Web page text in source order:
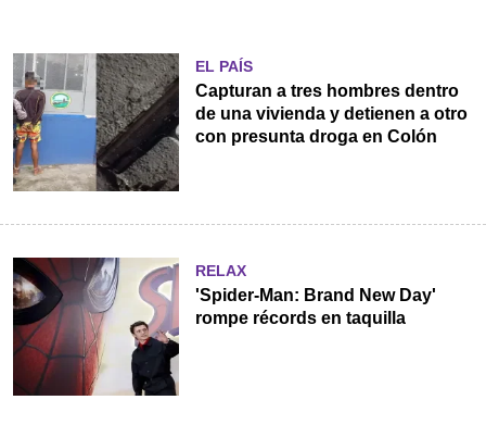
EL PAÍS
Capturan a tres hombres dentro
de una vivienda y detienen a otro
con presunta droga en Colón
RELAX
'Spider-Man: Brand New Day'
rompe récords en taquilla